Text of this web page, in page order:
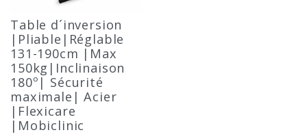
Table d´inversion
|Pliable|Réglable
131-190cm |Max
150kg|Inclinaison
180º| Sécurité
maximale| Acier
|Flexicare
|Mobiclinic